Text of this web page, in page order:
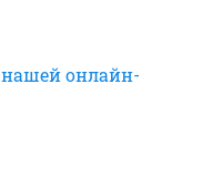
нашей онлайн-